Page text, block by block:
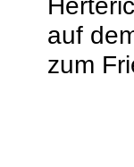
auf
zum